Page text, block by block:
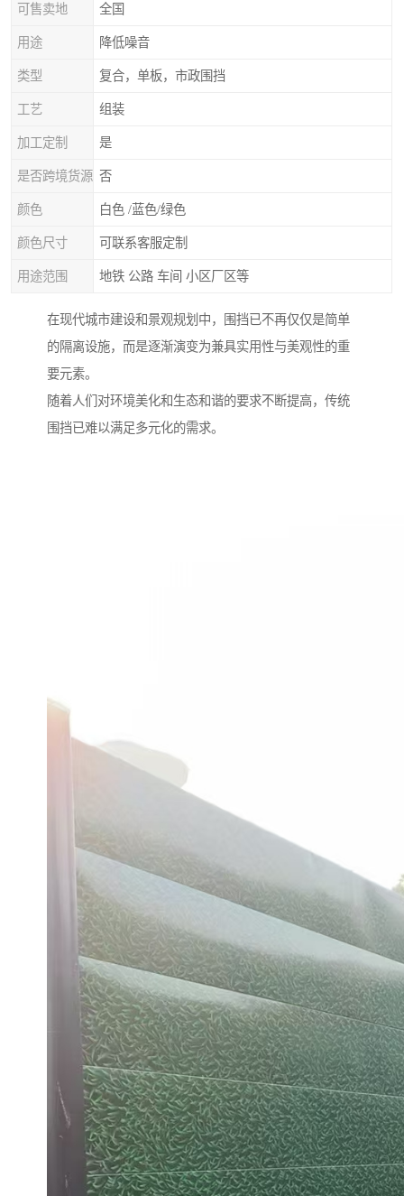
可售卖地 全国
用途 降低噪音
类型 复合，单板，市政围挡
工艺 组装
加工定制 是
是否跨境货源 否
颜色 白色 /蓝色/绿色
颜色尺寸 可联系客服定制
用途范围 地铁 公路 车间 小区厂区等
在现代城市建设和景观规划中，围挡已不再仅仅是简单
的隔离设施，而是逐渐演变为兼具实用性与美观性的重
要元素。
随着人们对环境美化和生态和谐的要求不断提高，传统
围挡已难以满足多元化的需求。